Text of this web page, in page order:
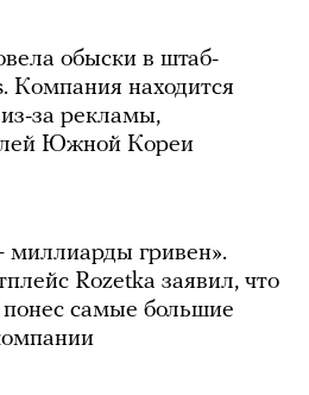
обыски в штаб-
Компания находится
за рекламы,
Южной Кореи
гривен».
Rozetka заявил, что
понес самые большие